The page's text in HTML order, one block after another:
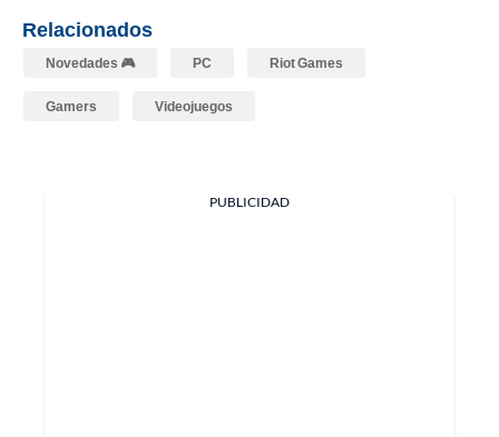
Relacionados
Novedades 🎮 PC Riot Games
Gamers Videojuegos
PUBLICIDAD